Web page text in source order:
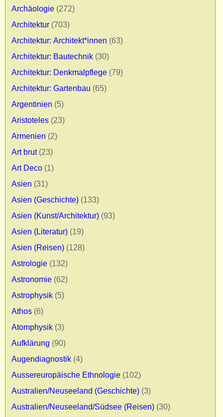
Archäologie (272)
Architektur (703)
Architektur: Architekt*innen (63)
Architektur: Bautechnik (30)
Architektur: Denkmalpflege (79)
Architektur: Gartenbau (65)
Argentinien (5)
Aristoteles (23)
Armenien (2)
Art brut (23)
Art Deco (1)
Asien (31)
Asien (Geschichte) (133)
Asien (Kunst/Architektur) (93)
Asien (Literatur) (19)
Asien (Reisen) (128)
Astrologie (132)
Astronomie (62)
Astrophysik (5)
Athos (6)
Atomphysik (3)
Aufklärung (90)
Augendiagnostik (4)
Aussereuropäische Ethnologie (102)
Australien/Neuseeland (Geschichte) (3)
Australien/Neuseeland/Südsee (Reisen) (30)